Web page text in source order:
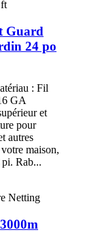
Guard
24 po
: Fil
GA
et
pour
autres
maison,
Rab...